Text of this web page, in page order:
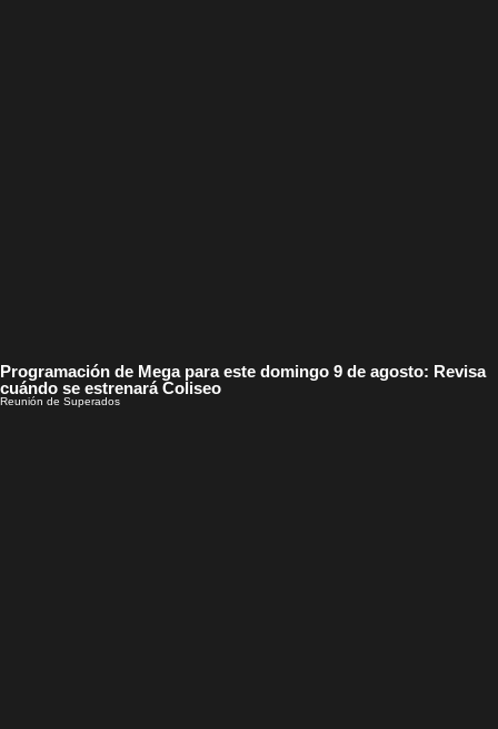
Programación de Mega para este domingo 9 de agosto: Revisa
cuándo se estrenará Coliseo
Reunión de Superados